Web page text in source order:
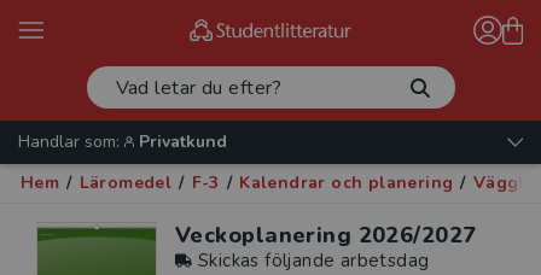
Handlar som:
Privatkund
Hem / Läromedel / F-3 / Kalendrar och planering /
Veckoplanering 2026/2027
Skickas följande arbetsdag